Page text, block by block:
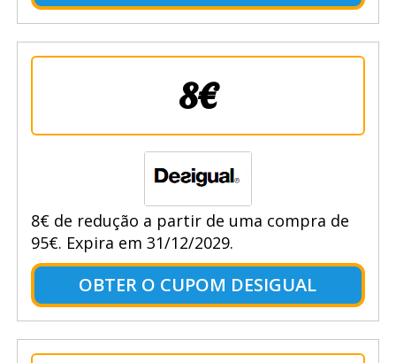
8€
8€ de redução a partir de uma compra de
95€. Expira em 31/12/2029.
OBTER O CUPOM DESIGUAL